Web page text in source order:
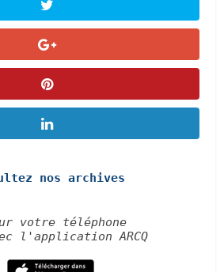
nos archives
votre téléphone
l'application ARCQ